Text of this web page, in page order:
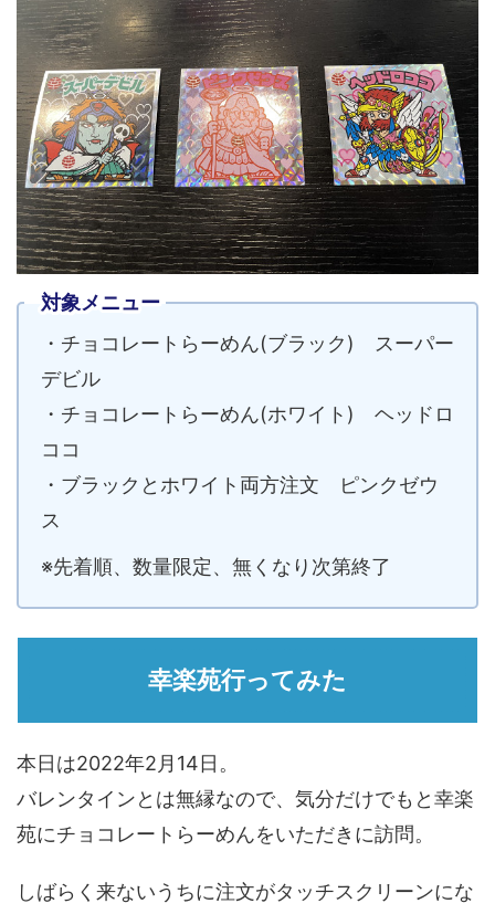
対象メニュー
・チョコレートらーめん(ブラック) スーパー
デビル
・チョコレートらーめん(ホワイト) ヘッドロ
ココ
・ブラックとホワイト両方注文 ピンクゼウ
ス
※先着順、数量限定、無くなり次第終了
幸楽苑行ってみた
本日は2022年2月14日。
バレンタインとは無縁なので、気分だけでもと幸楽
苑にチョコレートらーめんをいただきに訪問。
しばらく来ないうちに注文がタッチスクリーンにな